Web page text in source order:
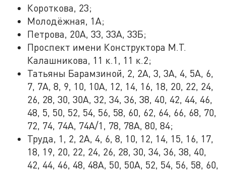
Короткова, 23;
Молодёжная, 1А;
Петрова, 20А, 33, 33А, 33Б;
Проспект имени Конструктора М.Т.
Калашникова, 11 к.1, 11 к.2;
Татьяны Барамзиной, 2, 2А, 3, 3А, 4, 5А, 6,
7, 7А, 8, 9, 10, 10А, 12, 14, 16, 18, 20, 22, 24,
26, 28, 30, 30А, 32, 34, 36, 38, 40, 42, 44, 46,
48, 5, 50, 52, 54, 56, 58, 60, 62, 64, 66, 68, 70,
72, 74, 74А, 74А/1, 78, 78А, 80, 84;
Труда, 1, 2, 2А, 4, 6, 8, 10, 12, 14, 15, 16, 17,
18, 19, 20, 22, 24, 26, 28, 30, 34, 36, 38, 40,
42, 44, 46, 48, 48А, 50, 50А, 52, 54, 56, 58, 60,